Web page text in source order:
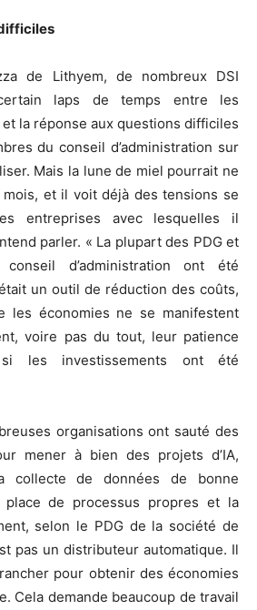
de Lithyem, de nombreux DSI
laps de temps entre les
et la réponse aux questions difficiles
du conseil d’administration sur
Mais la lune de miel pourrait ne
et il voit déjà des tensions se
entreprises avec lesquelles il
parler. « La plupart des PDG et
d’administration ont été
un outil de réduction des coûts,
les économies ne se manifestent
voire pas du tout, leur patience
si les investissements ont été
organisations ont sauté des
mener à bien des projets d’IA,
collecte de données de bonne
de processus propres et la
selon le PDG de la société de
pas un distributeur automatique. Il
pour obtenir des économies
Cela demande beaucoup de travail